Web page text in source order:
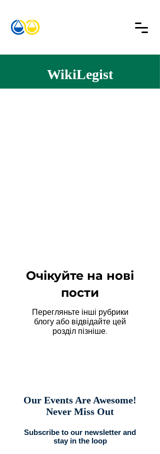
WikiLegist
Очікуйте на нові
пости
Перегляньте інші рубрики
блогу або відвідайте цей
розділ пізніше.
Our Events Are Awesome!
Never Miss Out
Subscribe to our newsletter and
stay in the loop